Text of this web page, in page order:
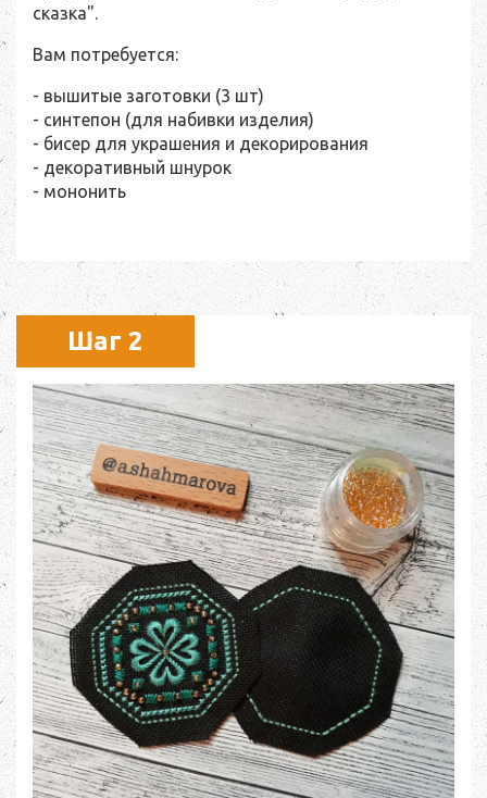
сказка".
Вам потребуется:
- вышитые заготовки (3 шт)
- синтепон (для набивки изделия)
- бисер для украшения и декорирования
- декоративный шнурок
- мононить
Шаг 2